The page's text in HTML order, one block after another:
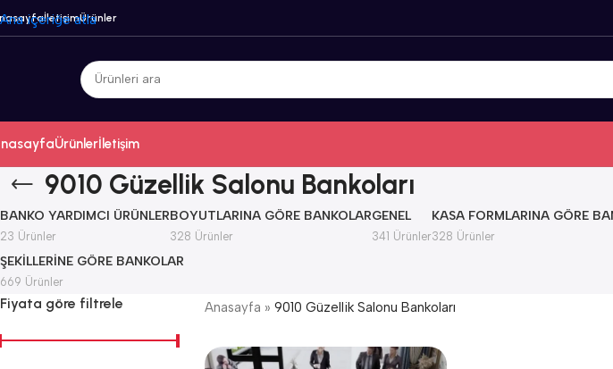
Ana içeriğe atla
İletişimÜrünler
Ürünlerİletişim
9010 Güzellik Salonu Bankoları
BANKO YARDIMCI ÜRÜNLER
23 Ürünler
BOYUTLARINA GÖRE BANKOLAR
328 Ürünler
GENEL
341 Ürünler
KASA FORMLARINA GÖRE
328 Ürünler
ŞEKILLERINE GÖRE BANKOLAR
669 Ürünler
Fiyata göre filtrele Anasayfa » 9010 Güzellik Salonu Bankoları